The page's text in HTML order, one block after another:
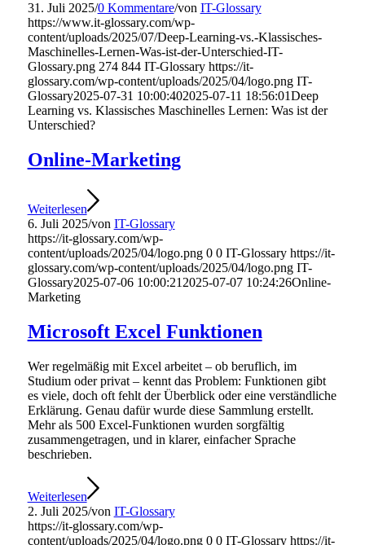
31. Juli 2025/0 Kommentare/von IT-Glossary
https://www.it-glossary.com/wp-
content/uploads/2025/07/Deep-Learning-vs.-Klassisches-
Maschinelles-Lernen-Was-ist-der-Unterschied-IT-
Glossary.png 274 844 IT-Glossary https://it-
glossary.com/wp-content/uploads/2025/04/logo.png IT-
Glossary2025-07-31 10:00:402025-07-11 18:56:01Deep
Learning vs. Klassisches Maschinelles Lernen: Was ist der
Unterschied?
Online-Marketing
Weiterlesen
6. Juli 2025/von IT-Glossary
https://it-glossary.com/wp-
content/uploads/2025/04/logo.png 0 0 IT-Glossary https://it-
glossary.com/wp-content/uploads/2025/04/logo.png IT-
Glossary2025-07-06 10:00:21 2025-07-07 10:24:26Online-
Marketing
Microsoft Excel Funktionen
Wer regelmäßig mit Excel arbeitet – ob beruflich, im
Studium oder privat – kennt das Problem: Funktionen gibt
es viele, doch oft fehlt der Überblick oder eine verständliche
Erklärung. Genau dafür wurde diese Sammlung erstellt.
Mehr als 500 Excel-Funktionen wurden sorgfältig
zusammengetragen, und in klarer, einfacher Sprache
beschrieben.
Weiterlesen
2. Juli 2025/von IT-Glossary
https://it-glossary.com/wp-
content/uploads/2025/04/logo.png 0 0 IT-Glossary https://it-